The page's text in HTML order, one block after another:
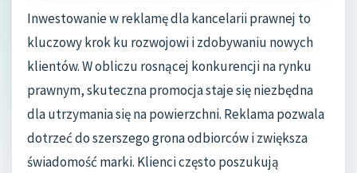
Inwestowanie w reklamę dla kancelarii prawnej to
kluczowy krok ku rozwojowi i zdobywaniu nowych
klientów. W obliczu rosnącej konkurencji na rynku
prawnym, skuteczna promocja staje się niezbędna
dla utrzymania się na powierzchni. Reklama pozwala
dotrzeć do szerszego grona odbiorców i zwiększa
świadomość marki. Klienci często poszukują